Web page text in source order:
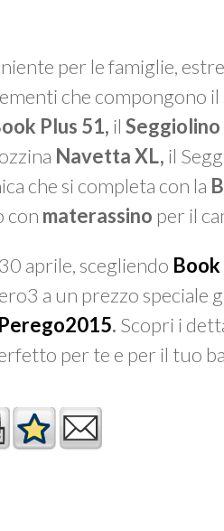
per le famiglie,
che compongono
Plus 51, il Seggiolino
NavettaXL, il
che si completa con la
con materassino per il
aprile, scegliendo
a un prezzo speciale
. Scopri i
per te e per il tuo